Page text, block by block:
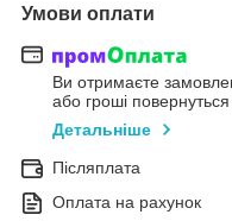
Умови оплати
Ви отримаєте
або гроші
Детальніше
Післяплата
Оплата на рахунок